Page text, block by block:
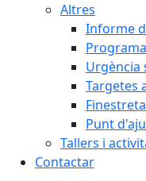
Altres
Informe
Urgència
Targetes
Punt
Tallers i
Contactar